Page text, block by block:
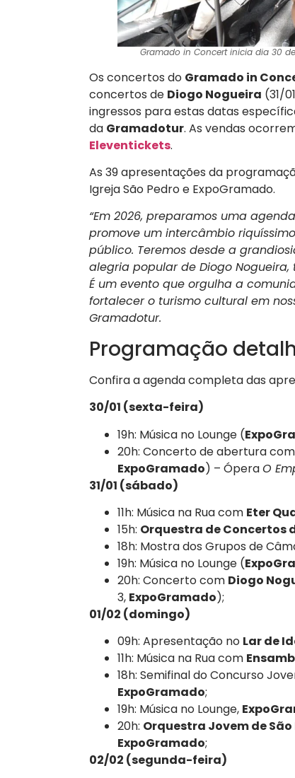
Gramado in Concert inicia dia 30
Os concertos do Gramado in
concertos de Diogo Nogueira (31/
ingressos para estas datas
da Gramadotur. As vendas
Eleventickets.
As 39 apresentações da
Igreja São Pedro e ExpoGramado.
“Em 2026, preparamos uma
promove um intercâmbio
público. Teremos desde a
alegria popular de Diogo
É um evento que orgulha a
fortalecer o turismo cultural em
Gramadotur.
Programação
Confira a agenda completa das
30/01 (sexta-feira)
19h: Música no Lounge (
20h: Concerto de abertura com
ExpoGramado) – ÓperaO
31/01 (sábado)
11h: Música na Rua com Eter
15h: Orquestra de Concertos
18h: Mostra dos Grupos de
19h: Música no Lounge (
20h: Concerto com Diogo
3, ExpoGramado);
01/02 (domingo)
09h: Apresentação no Lar de
11h: Música na Rua com
18h: Semifinal do Concurso
ExpoGramado;
19h: Música no Lounge,
20h: Orquestra Jovem de São
ExpoGramado;
02/02 (segunda-feira)